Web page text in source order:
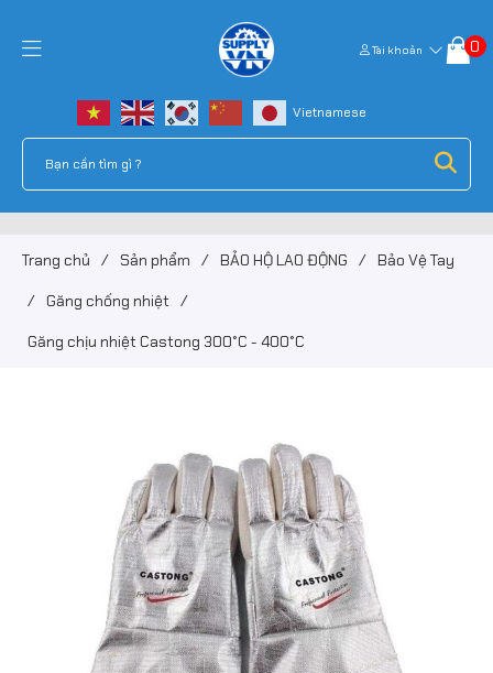
Tài khoản 0
Trang chủ / Sản phẩm / BẢO HỘ LAO ĐỘNG / Bảo Vệ Tay
/ Găng chống nhiệt /
Găng chịu nhiệt Castong 300°C - 400°C